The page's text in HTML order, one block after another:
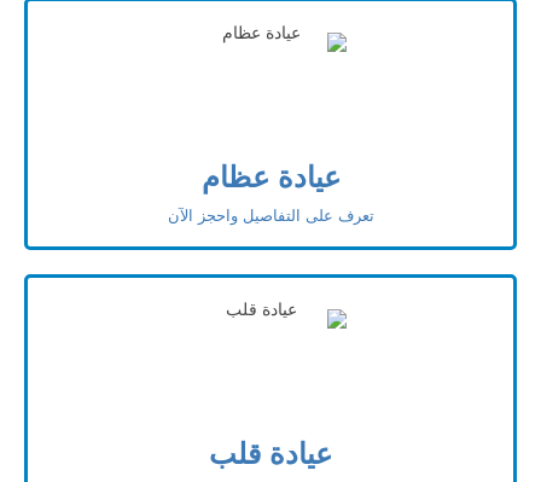
عيادة عظام
تعرف على التفاصيل واحجز الآن
عيادة قلب